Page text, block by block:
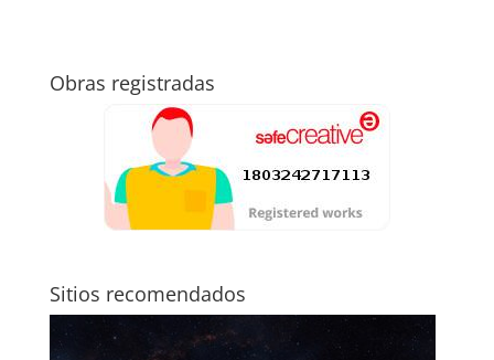
Obras registradas
Sitios recomendados